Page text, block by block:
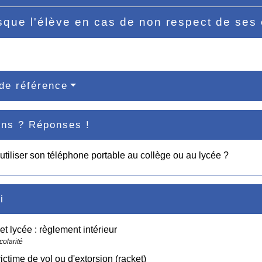
l'élève en cas de non respect de ses
référence
? Réponses !
son téléphone portable au collège ou au lycée ?
lycée : règlement intérieur
de vol ou d'extorsion (racket)